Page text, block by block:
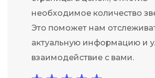
необходимое количество
Это поможет нам
актуальную информацию и
взаимодействие с вами.